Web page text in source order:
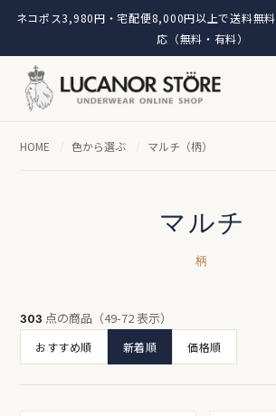
ネコポス3,980円・宅配便8,000円以上で送料無料
応（無料・有料）
HOME / 色から選ぶ / マルチ（柄）
マルチ
柄
303 点の商品（49-72 表示）
おすすめ順 新着順 価格順